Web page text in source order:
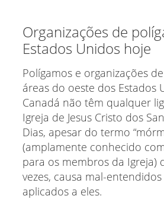
Organizações de
Estados Unidos hoje
Polígamos e organizações
áreas do oeste dos Estados
Canadá não têm qualquer
Igreja de Jesus Cristo dos
Dias, apesar do termo
(amplamente conhecido
para os membros da Igreja)
vezes, causa mal-
aplicados a eles.